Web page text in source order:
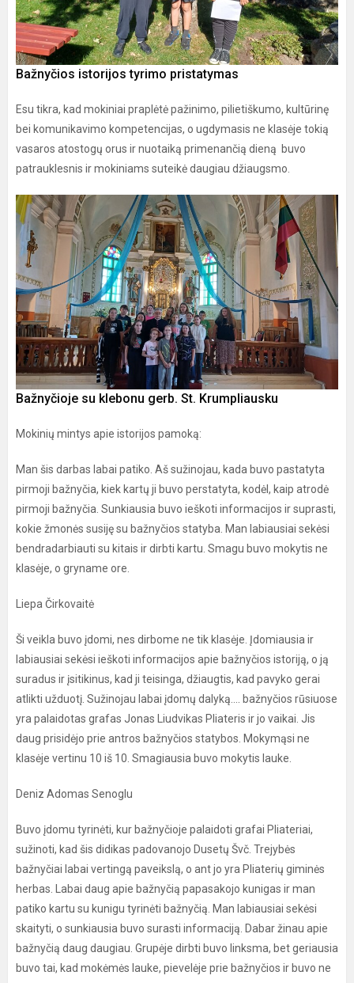
Bažnyčios istorijos tyrimo pristatymas
Esu tikra, kad mokiniai praplėtė pažinimo, pilietiškumo, kultūrinę
bei komunikavimo kompetencijas, o ugdymasis ne klasėje tokią
vasaros atostogų orus ir nuotaiką primenančią dieną buvo
patrauklesnis ir mokiniams suteikė daugiau džiaugsmo.
Bažnyčioje su klebonu gerb. St. Krumpliausku
Mokinių mintys apie istorijos pamoką:
Man šis darbas labai patiko. Aš sužinojau, kada buvo pastatyta
pirmoji bažnyčia, kiek kartų ji buvo perstatyta, kodėl, kaip atrodė
pirmoji bažnyčia. Sunkiausia buvo ieškoti informacijos ir suprasti,
kokie žmonės susiję su bažnyčios statyba. Man labiausiai sekėsi
bendradarbiauti su kitais ir dirbti kartu. Smagu buvo mokytis ne
klasėje, o gryname ore.
Liepa Čirkovaitė
Ši veikla buvo įdomi, nes dirbome ne tik klasėje. Įdomiausia ir
labiausiai sekėsi ieškoti informacijos apie bažnyčios istoriją, o ją
suradus ir įsitikinus, kad ji teisinga, džiaugtis, kad pavyko gerai
atlikti užduotį. Sužinojau labai įdomų dalyką.... bažnyčios rūsiuose
yra palaidotas grafas Jonas Liudvikas Pliateris ir jo vaikai. Jis
daug prisidėjo prie antros bažnyčios statybos. Mokymąsi ne
klasėje vertinu 10 iš 10. Smagiausia buvo mokytis lauke.
Deniz Adomas Senoglu
Buvo įdomu tyrinėti, kur bažnyčioje palaidoti grafai Pliateriai,
sužinoti, kad šis didikas padovanojo Dusetų Švč. Trejybės
bažnyčiai labai vertingą paveikslą, o ant jo yra Pliaterių giminės
herbas. Labai daug apie bažnyčią papasakojo kunigas ir man
patiko kartu su kunigu tyrinėti bažnyčią. Man labiausiai sekėsi
skaityti, o sunkiausia buvo surasti informaciją. Dabar žinau apie
bažnyčią daug daugiau. Grupėje dirbti buvo linksma, bet geriausia
buvo tai, kad mokėmės lauke, pievelėje prie bažnyčios ir buvo ne